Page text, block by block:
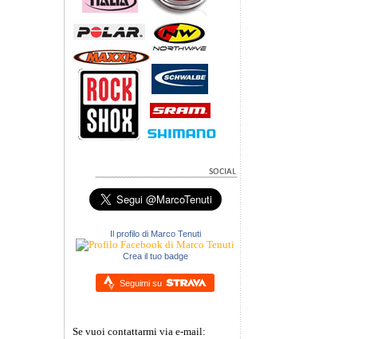
Il profilo di Marco Tenuti
Crea il tuo badge
Seguimi su
Se vuoi contattarmi via e-mail: